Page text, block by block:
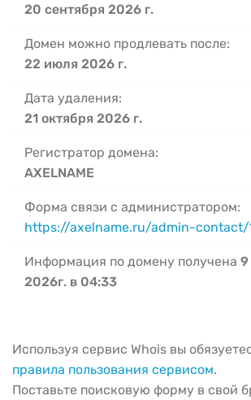
20 сентября 2026 г.
Домен можно продлевать после:
22 июля 2026 г.
Дата удаления:
21 октября 2026 г.
Регистратор домена:
AXELNAME
Форма связи с администратором:
https://axelname.ru/admin-contact/
Информация по домену получена 9
2026г. в 04:33
Используя сервис Whois вы
правила пользования сервисом.
Поставьте поисковую форму в свой